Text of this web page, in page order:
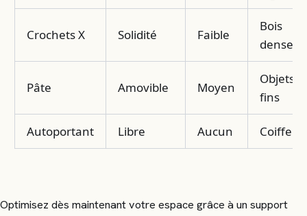
Crochets X Solidité Faible
Bois
dense
Pâte Amovible Moyen
Objets
fins
Autoportant Libre Aucun
Optimisez dès maintenant votre espace grâce à un support